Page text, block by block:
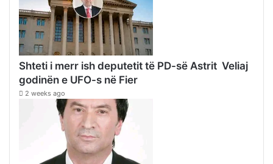
Shteti i merr ish deputetit të PD-së Astrit Veliaj
godinën e UFO-s në Fier
2 weeks ago